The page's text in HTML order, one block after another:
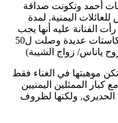
أحمد وتكونت صداقة
اليمنية, لمدة
الفنانة عليه أنها يجب
عليها أن تنتج أعمالها الفنية عبر إصدار كاستات عديدة وصلت ل50
ياناس/ زواج الشيبة)
موهبتها في الغناء فقط
الممثلين اليمنيين
الحديري, ولكنها لظروف